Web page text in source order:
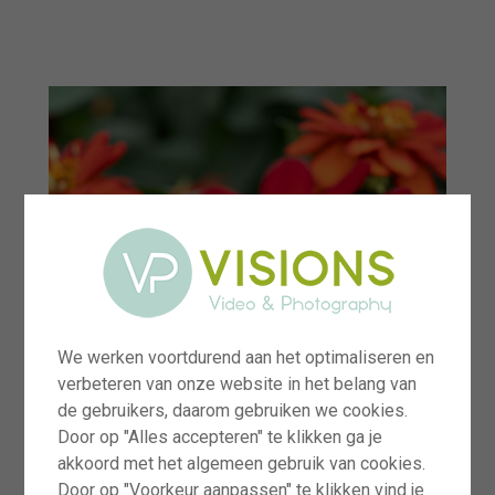
We werken voortdurend aan het optimaliseren en
verbeteren van onze website in het belang van
de gebruikers, daarom gebruiken we cookies.
Door op "Alles accepteren" te klikken ga je
akkoord met het algemeen gebruik van cookies.
Door op "Voorkeur aanpassen" te klikken vind je